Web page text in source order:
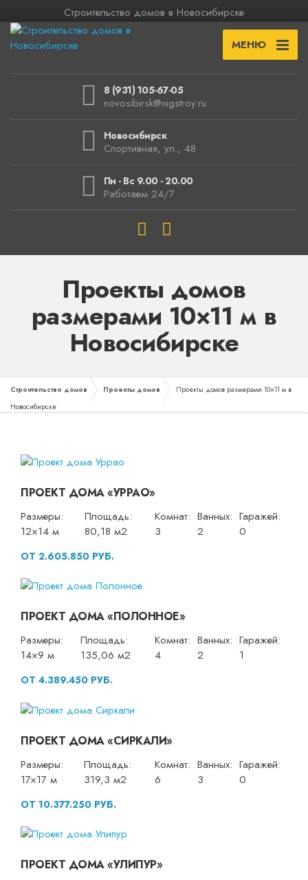
Строительство домов в Новосибирске
МЕНЮ
8 (931) 105-67-05
novosibirsk@nigstroy.ru
Новосибирск
Спортивная, ул., 48
Пн - Вс 9.00 - 20.00
Работаем 24/7
Проекты домов
размерами 10×11 м в
Новосибирске
Строительство домов Проекты домов
Проекты домов размерами 10×11 м в
Новосибирске
ПРОЕКТ ДОМА «УРРАО»
Размеры:
12×14 м
Площадь:
80,18 м2
Комнат:
3
Ванных:
2
Гаражей:
0
ОТ 2.605.850 РУБ.
ПРОЕКТ ДОМА «ПОЛОННОЕ»
Размеры:
14×9 м
Площадь:
135,06 м2
Комнат:
4
Ванных:
2
Гаражей:
1
ОТ 4.389.450 РУБ.
ПРОЕКТ ДОМА «СИРКАЛИ»
Размеры:
17×17 м
Площадь:
319,3 м2
Комнат:
6
Ванных:
3
Гаражей:
0
ОТ 10.377.250 РУБ.
ПРОЕКТ ДОМА «УЛИПУР»